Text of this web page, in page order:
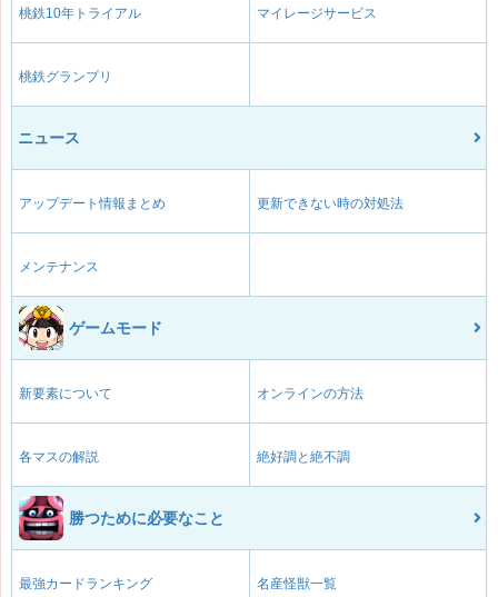
桃鉄10年トライアル マイレージサービス
桃鉄グランプリ
ニュース
アップデート情報まとめ 更新できない時の対処法
メンテナンス
ゲームモード
新要素について オンラインの方法
各マスの解説 絶好調と絶不調
勝つために必要なこと
最強カードランキング 名産怪獣一覧